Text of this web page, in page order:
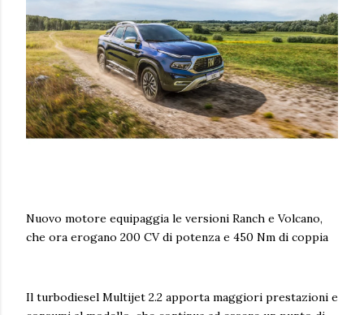
Nuovo motore equipaggia le versioni Ranch e Volcano,
che ora erogano 200 CV di potenza e 450 Nm di coppia
Il turbodiesel Multijet 2.2 apporta maggiori prestazioni e